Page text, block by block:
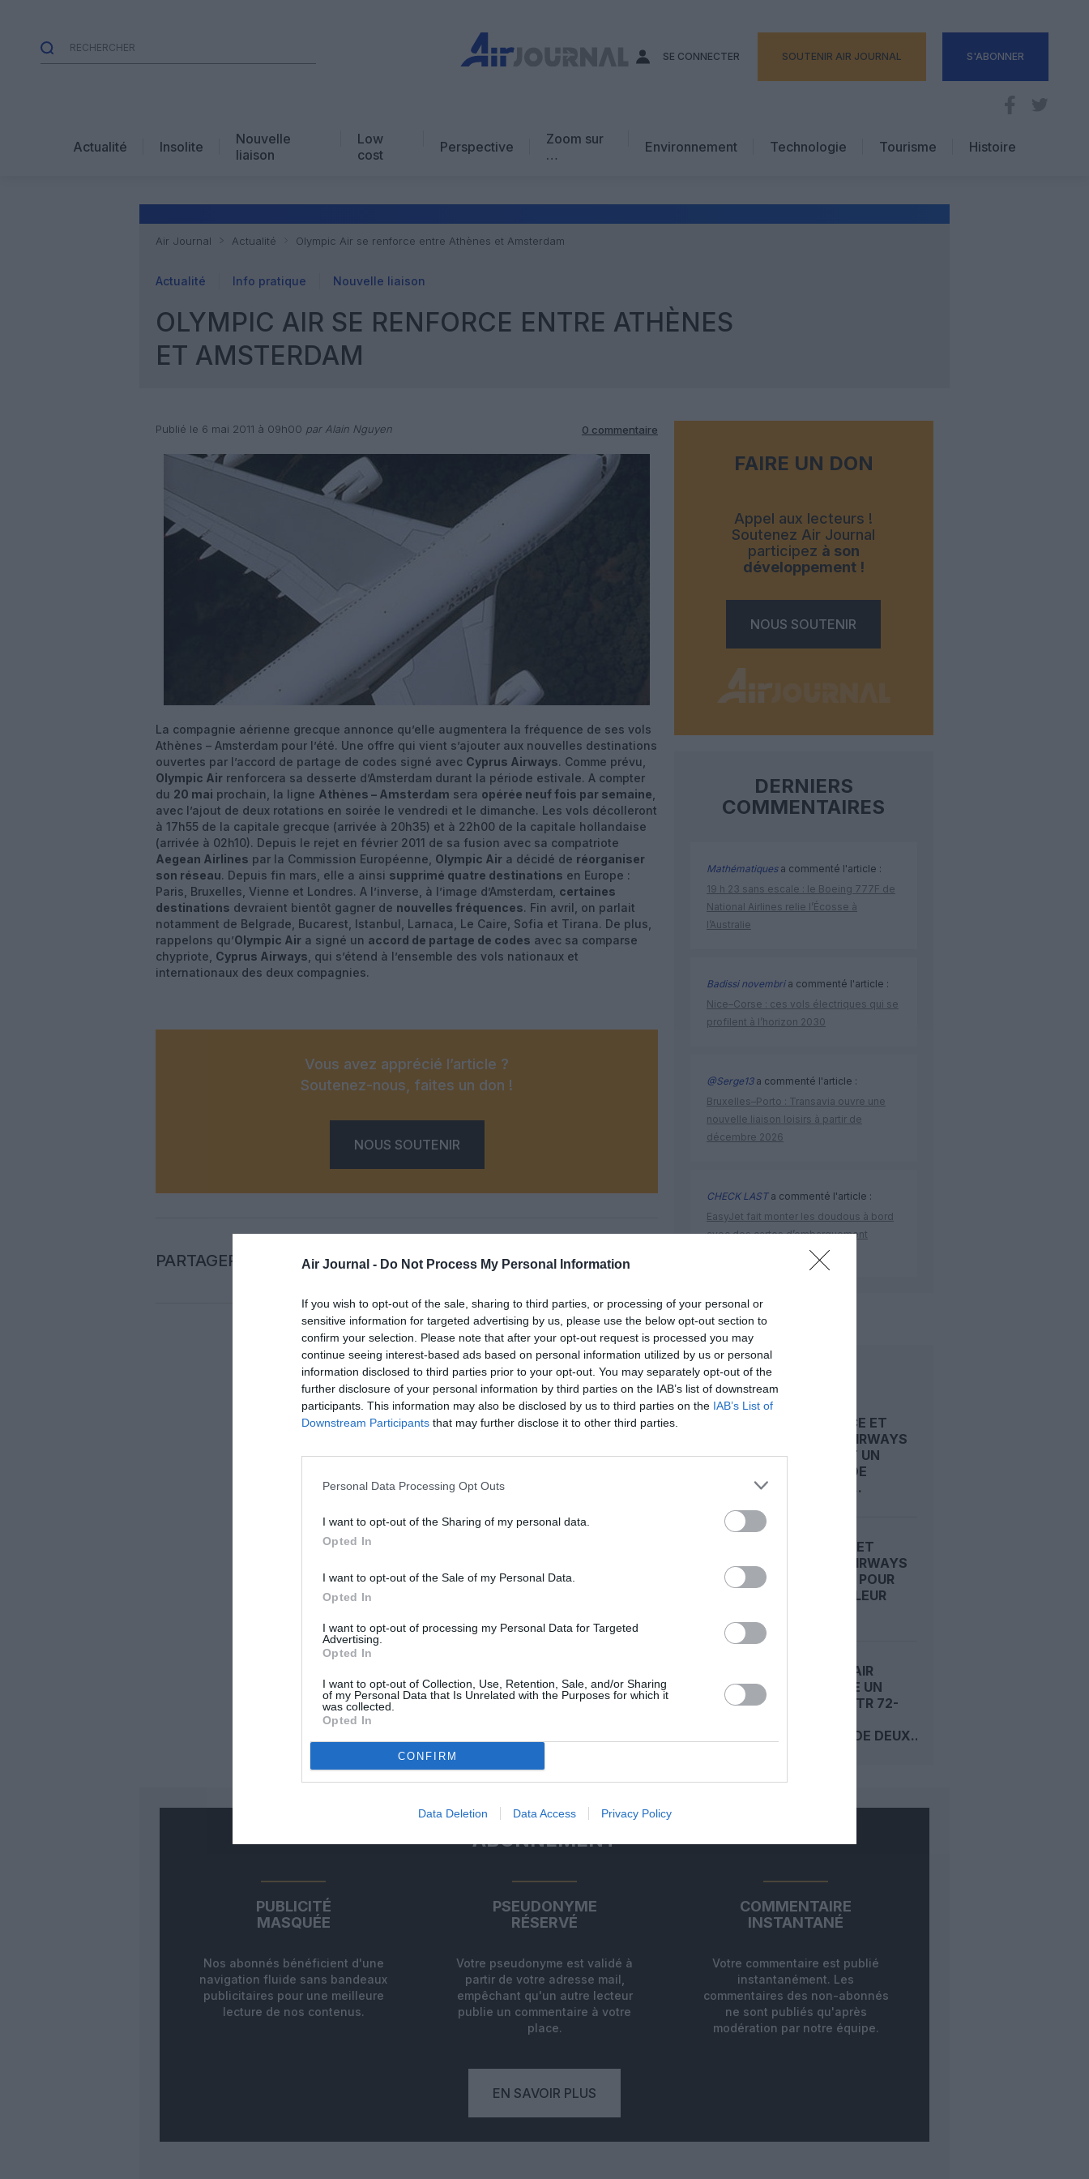
Air Journal - Do Not Process My Personal Information
If you wish to opt-out of the sale, sharing to third parties, or processing of your personal or
sensitive information for targeted advertising by us, please use the below opt-out section to
confirm your selection. Please note that after your opt-out request is processed you may
continue seeing interest-based ads based on personal information utilized by us or personal
information disclosed to third parties prior to your opt-out. You may separately opt-out of the
further disclosure of your personal information by third parties on the IAB’s list of downstream
participants. This information may also be disclosed by us to third parties on the IAB’s List of
Downstream Participants that may further disclose it to other third parties.
Personal Data Processing Opt Outs
I want to opt-out of the Sharing of my personal data.
Opted In
I want to opt-out of the Sale of my Personal Data.
Opted In
I want to opt-out of processing my Personal Data for Targeted
Advertising.
Opted In
I want to opt-out of Collection, Use, Retention, Sale, and/or Sharing
of my Personal Data that Is Unrelated with the Purposes for which it
was collected.
Opted In
CONFIRM
Data Deletion Data Access Privacy Policy
SE CONNECTER SOUTENIR AIR JOURNAL S'ABONNER
Actualité Insolite
Nouvelle
liaison
Low
cost
Perspective
Zoom sur
…
Avis d’expert
Environnement Technologie
Tourisme
Hôtellerie
Histoire
Air Journal Actualité Olympic Air se renforce entre Athènes et Amsterdam
Actualité Info pratique Nouvelle liaison
OLYMPIC AIR SE RENFORCE ENTRE ATHÈNES
ET AMSTERDAM
Publié le 6 mai 2011 à 09h00 par Alain Nguyen 0 commentaire
La compagnie aérienne grecque annonce qu’elle augmentera la fréquence de ses vols
Athènes – Amsterdam pour l’été. Une offre qui vient s’ajouter aux nouvelles destinations
ouvertes par l’accord de partage de codes signé avec Cyprus Airways. Comme prévu,
Olympic Air renforcera sa desserte d’Amsterdam durant la période estivale. A compter
du 20 mai prochain, la ligne Athènes – Amsterdam sera opérée neuf fois par semaine
avec l’ajout de deux rotations en soirée le vendredi et le dimanche. Les vols décolleront
à 17h55 de la capitale grecque (arrivée à 20h35) et à 22h00 de la capitale hollandaise
(arrivée à 02h10). Depuis le rejet en février 2011 de sa fusion avec sa compatriote
Aegean Airlines par la Commission Européenne, Olympic Air a décidé de réorganiser
son réseau. Depuis fin mars, elle a ainsi supprimé quatre destinations en Europe :
Paris, Bruxelles, Vienne et Londres. A l’inverse, à l’image d’Amsterdam, certaines
destinations devraient bientôt gagner de nouvelles fréquences. Fin avril, on parlait
notamment de Belgrade, Bucarest, Istanbul, Larnaca, Le Caire, Sofia et Tirana. De plus,
rappelons qu’Olympic Air a signé un accord de partage de codes avec sa comparse
chypriote, Cyprus Airways , qui s’étend à l’ensemble des vols nationaux et
internationaux des deux compagnies.
Vous avez apprécié l’article ?
Soutenez-nous, faites un don !
NOUS SOUTENIR
PARTAGER L'ARTICLE
Aucun commentaire !
LAISSER UN COMMENTAIRE
FAIRE UN DON
Appel aux lecteurs !
Soutenez Air Journal
participez à son
développement !
NOUS SOUTENIR
DERNIERS
COMMENTAIRES
Mathématiquesa commenté l'article :
19 h 23 sans escale : le Boeing 777F de
National Airlines relie l’Écosse à
l’Australie
Badissi novembria commenté l'article :
Nice–Corse : ces vols électriques qui se
profilent à l’horizon 2030
@Serge13a commenté l'article :
Bruxelles–Porto : Transavia ouvre une
nouvelle liaison loisirs à partir de
décembre 2026
CHECK LASTa commenté l'article :
EasyJet fait monter les doudous à bord
avec des cartes d’embarquement
cyprus airways
LIRE AUSSI
AIR FRANCE ET
CYPRUS AIRWAYS
SCELLENT UN
ACCORD DE
PARTAGE...
FLYDUBAI ET
CYPRUS AIRWAYS
S’ALLIENT POUR
ÉTENDRE LEUR
OLYMPIC AIR
ACCUEILLE UN
NOUVEL ATR 72-
COMMANDE DEUX...
ABONNEMENT
PUBLICITÉ
MASQUÉE
Nos abonnés bénéficient d'une
navigation fluide sans bandeaux
publicitaires pour une meilleure
lecture de nos contenus.
PSEUDONYME
RÉSERVÉ
Votre pseudonyme est validé à
partir de votre adresse mail,
empêchant qu'un autre lecteur
publie un commentaire à votre
place.
COMMENTAIRE
INSTANTANÉ
Votre commentaire est publié
instantanément. Les
commentaires des non-abonnés
ne sont publiés qu'après
modération par notre équipe.
EN SAVOIR PLUS